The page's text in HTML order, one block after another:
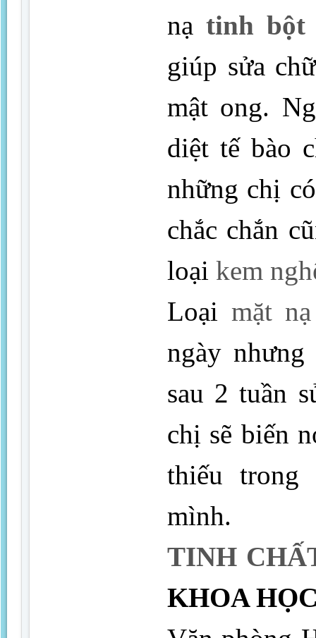
nạ tinh bột
giúp sửa
mật ong.
diệt tế bào
những chị
chắc chắn
loại kem
Loại mặt
ngày
sau 2 tuần
chị sẽ biến
thiếu
mình.
TINH
KHOA